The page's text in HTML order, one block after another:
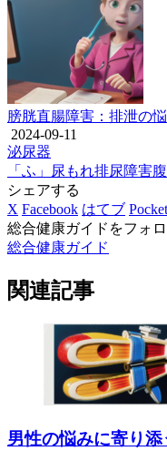
膀胱直腸障害：排泄の
2024-09-11
泌尿器
「ふ」
尿もれ排尿障害
シェアする
X Facebook はてブ Pocket
総合健康ガイドをフォ
総合健康ガイド
関連記事
男性の悩みに寄り